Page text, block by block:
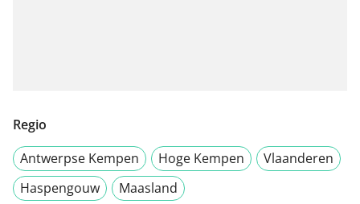
Regio
Antwerpse Kempen
Hoge Kempen
Vlaanderen
Haspengouw
Maasland